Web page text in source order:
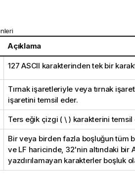
Açıklama
127 ASCII karakterinden tek bir
Tırnak işaretleriyle veya tırnak
işaretini temsil eder.
Ters eğik çizgi ( \ ) karakterini temsil
Bir veya birden fazla boşluğun tüm
ve LF haricinde, 32'nin altındaki bir
yazdırılamayan karakterler boşluk